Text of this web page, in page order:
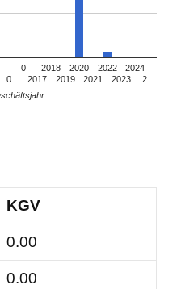
0
0
2017
2018
2019
2020
2021
2022
2023
2024
2…
KGV
0.00
0.00